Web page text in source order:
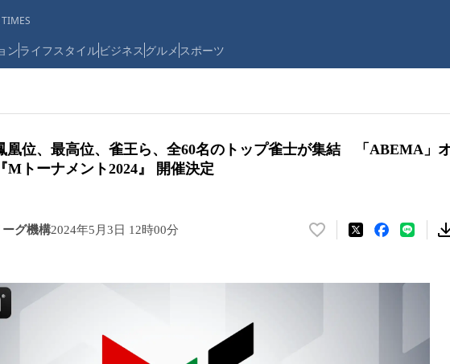
ンライフスタイルビジネス グルメ スポーツ
凰位、最高位、雀王ら、全60名のトップ雀士が集結 「ABEMA」
Mトーナメント2024』 開催決定
グ機構2024年5月3日 12時00分
い